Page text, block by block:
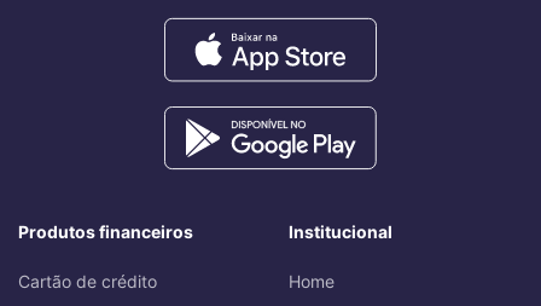
Produtos financeiros
Cartão de crédito
Institucional
Home